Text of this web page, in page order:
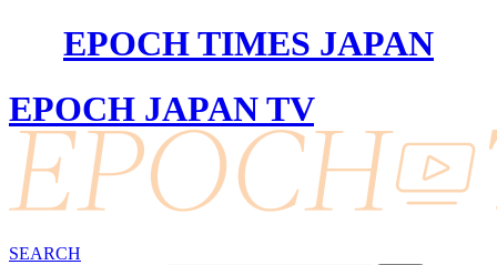
EPOCH TIMES JAPAN
EPOCH JAPAN TV
SEARCH